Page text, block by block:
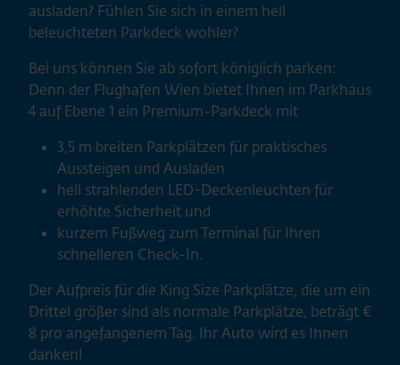
ausladen? Fühlen Sie sich in einem hell
beleuchteten Parkdeck wohler?
Bei uns können Sie ab sofort königlich parken:
Denn der Flughafen Wien bietet Ihnen im Parkhaus
4 auf Ebene 1 ein Premium-Parkdeck mit
3,5 m breiten Parkplätzen für praktisches
Aussteigen und Ausladen
hell strahlenden LED-Deckenleuchten für
erhöhte Sicherheit und
kurzem Fußweg zum Terminal für Ihren
schnelleren Check-In.
Der Aufpreis für die King Size Parkplätze, die um ein
Drittel größer sind als normale Parkplätze, beträgt €
8 pro angefangenem Tag. Ihr Auto wird es Ihnen
danken!